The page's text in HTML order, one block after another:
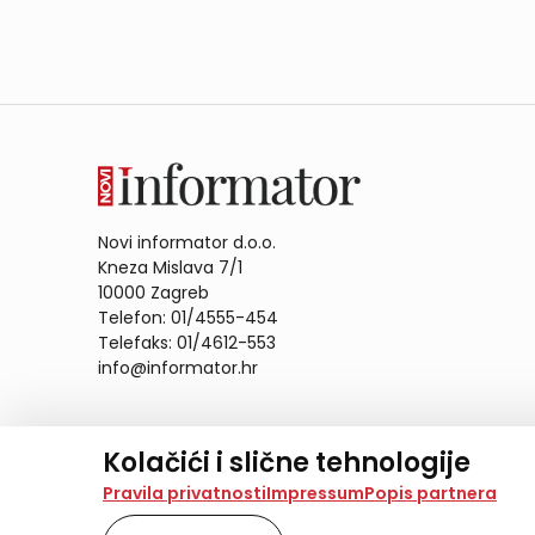
Kolačići i slične tehnologije
Na našoj web stranici koristimo kolačiće i slične
analiziramo promet na stranici te prikazujemo
Pravila privatnostiImpressumPopis partnera
Novi informator d.o.o.
Kneza Mislava 7/1
10000 Zagreb
Telefon: 01/4555-454
Telefaks: 01/4612-553
info@informator.hr